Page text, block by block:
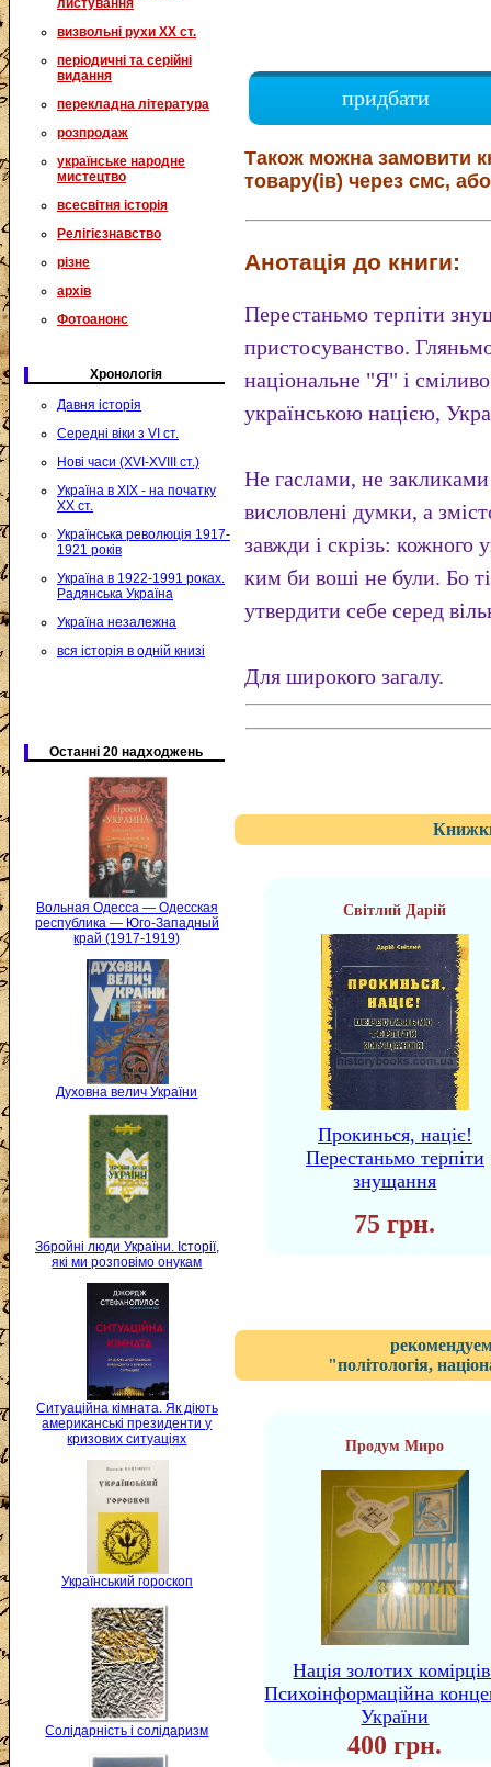
листування
визвольні рухи XX ст.
періодичні та серійні
видання
перекладна література
розпродаж
українське народне
мистецтво
всесвітня історія
Релігієзнавство
різне
архів
Фотоанонс
Хронологія
Давня історія
Середні віки з VI ст.
Нові часи (XVI-XVIII ст.)
Україна в XIX - на початку
XX ст.
Українська революція 1917-
1921 років
Україна в 1922-1991 роках.
Радянська Україна
Україна незалежна
вся історія в одній книзі
Останні 20 надходжень
Вольная Одесса — Одесская
республика — Юго-Западный
край (1917-1919)
Духовна велич України
Збройні люди України. Історії,
які ми розповімо онукам
Ситуаційна кімната. Як діють
американські президенти у
кризових ситуаціях
Український гороскоп
Солідарність і солідаризм
придбати
Також можна замовити
товару(ів) через смс,
Анотація до книги:
Перестаньмо терпіти
пристосуванство.
національне "Я" і
українською нацією,
Не гаслами, не закликами
висловлені думки, а
завжди і скрізь: кожного
ким би воші не були. Бо
утвердити себе серед
Для широкого загалу.
Світлий Дарій
Прокинься, націє!
Перестаньмо терпіти
знущання
75 грн.
"політологія,
Продум Миро
Нація золотих
Психоінформаційна
України
400 грн.